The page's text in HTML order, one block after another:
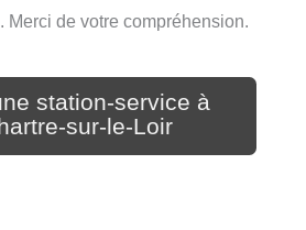
Merci de votre compréhension.
station-service à
sur-le-Loir